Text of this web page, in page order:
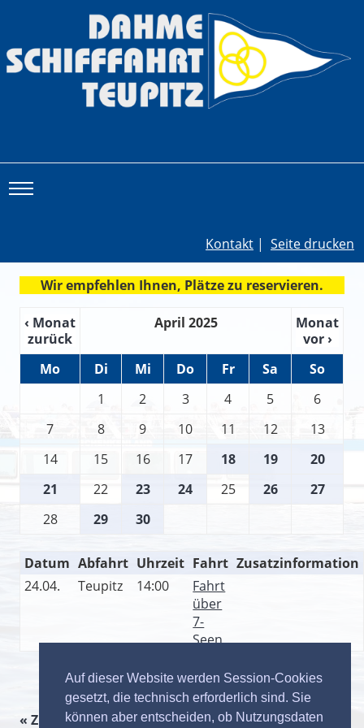
Auf dieser Website werden Session-Cookies
gesetzt, die technisch erforderlich sind. Sie
können aber entscheiden, ob Nutzungsdaten
Kontakt | Seite drucken
Wir empfehlen Ihnen, Plätze zu reservieren.
‹ Monat
zurück
April 2025
Monat
vor ›
Mo
Di Mi Do Fr Sa
So
1
2 3 4 5
6
7
8 9 10 11 12
13
14
15 16 17 18 19
20
21
22 23 24 25 26
27
28
29 30
Datum Abfahrt Uhrzeit Fahrt Zusatzinformation
24.04.
Teupitz 14:00
Fahrt
über
7-
Seen
« Zurück